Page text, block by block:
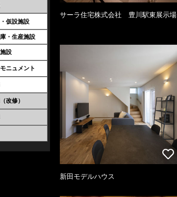
仮設施設
・生産施設
設
ニュメント
改修）
サーラ住宅株式会社 豊川駅東展示場
新田モデルハウス